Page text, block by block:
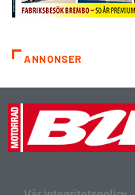
ANNONSER